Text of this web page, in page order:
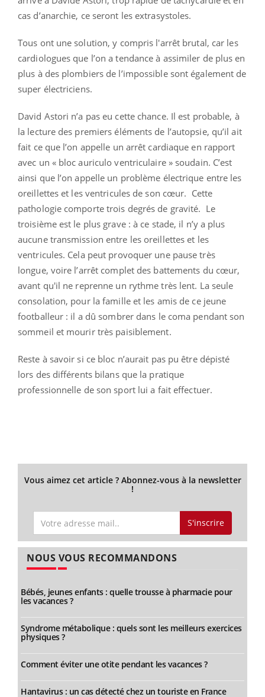
cas d’anarchie, ce seront les extrasystoles.
Tous ont une solution, y compris l'arrêt brutal, car les
cardiologues que l’on a tendance à assimiler de plus en
plus à des plombiers de l’impossible sont également de
super électriciens.
David Astori n’a pas eu cette chance. Il est probable, à
la lecture des premiers éléments de l’autopsie, qu’il ait
fait ce que l’on appelle un arrêt cardiaque en rapport
avec un « bloc auriculo ventriculaire » soudain. C’est
ainsi que l’on appelle un problème électrique entre les
oreillettes et les ventricules de son cœur. Cette
pathologie comporte trois degrés de gravité. Le
troisième est le plus grave : à ce stade, il n’y a plus
aucune transmission entre les oreillettes et les
ventricules. Cela peut provoquer une pause très
longue, voire l’arrêt complet des battements du cœur,
avant qu'il ne reprenne un rythme très lent. La seule
consolation, pour la famille et les amis de ce jeune
footballeur : il a dû sombrer dans le coma pendant son
sommeil et mourir très paisiblement.
Reste à savoir si ce bloc n’aurait pas pu être dépisté
lors des différents bilans que la pratique
professionnelle de son sport lui a fait effectuer.
Vous aimez cet article ? Abonnez-vous à la newsletter
!
S'inscrire
NOUS VOUS RECOMMANDONS
Bébés, jeunes enfants : quelle trousse à pharmacie pour
les vacances ?
Syndrome métabolique : quels sont les meilleurs exercices
physiques ?
Comment éviter une otite pendant les vacances ?
Hantavirus : un cas détecté chez un touriste en France